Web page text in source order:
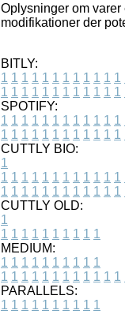
Oplysninger om
modifikationer der
BITLY:
1 1 1 1 1 1 1 1 1 1 1 1
1 1 1 1 1 1 1 1 1 1 1 1
SPOTIFY:
1 1 1 1 1 1 1 1 1 1 1 1
1 1 1 1 1 1 1 1 1 1 1 1
CUTTLY BIO:
1
1 1 1 1 1 1 1 1 1 1 1 1
1 1 1 1 1 1 1 1 1 1 1 1
CUTTLY OLD:
1
1 1 1 1 1 1 1 1 1 1
MEDIUM:
1 1 1 1 1 1 1 1 1 1
1 1 1 1 1 1 1 1 1 1 1 1
PARALLELS:
1 1 1 1 1 1 1 1 1 1